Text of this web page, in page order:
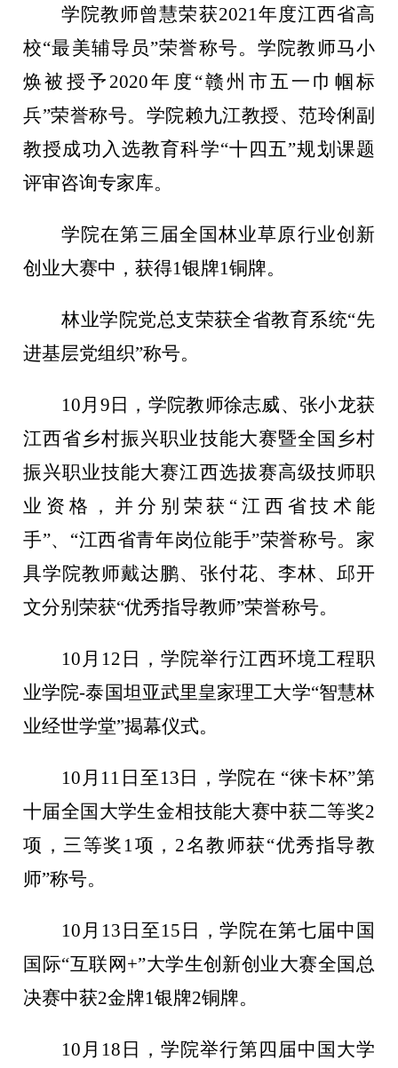
学院教师曾慧荣获2021年度江西省高
校“最美辅导员”荣誉称号。学院教师马小
焕被授予2020年度“赣州市五一巾帼标
兵”荣誉称号。学院赖九江教授、范玲俐副
教授成功入选教育科学“十四五”规划课题
评审咨询专家库。
学院在第三届全国林业草原行业创新
创业大赛中，获得1银牌1铜牌。
林业学院党总支荣获全省教育系统“先
进基层党组织”称号。
10月9日，学院教师徐志威、张小龙获
江西省乡村振兴职业技能大赛暨全国乡村
振兴职业技能大赛江西选拔赛高级技师职
业资格，并分别荣获“江西省技术能
手”、“江西省青年岗位能手”荣誉称号。家
具学院教师戴达鹏、张付花、李林、邱开
文分别荣获“优秀指导教师”荣誉称号。
10月12日，学院举行江西环境工程职
业学院-泰国坦亚武里皇家理工大学“智慧林
业经世学堂”揭幕仪式。
10月11日至13日，学院在 “徕卡杯”第
十届全国大学生金相技能大赛中获二等奖2
项，三等奖1项，2名教师获“优秀指导教
师”称号。
10月13日至15日，学院在第七届中国
国际“互联网+”大学生创新创业大赛全国总
决赛中获2金牌1银牌2铜牌。
10月18日，学院举行第四届中国大学